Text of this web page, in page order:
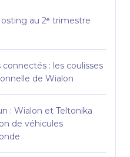
au 2ᵉ trimestre
: les coulisses
de Wialon
: Wialon et Teltonika
de véhicules